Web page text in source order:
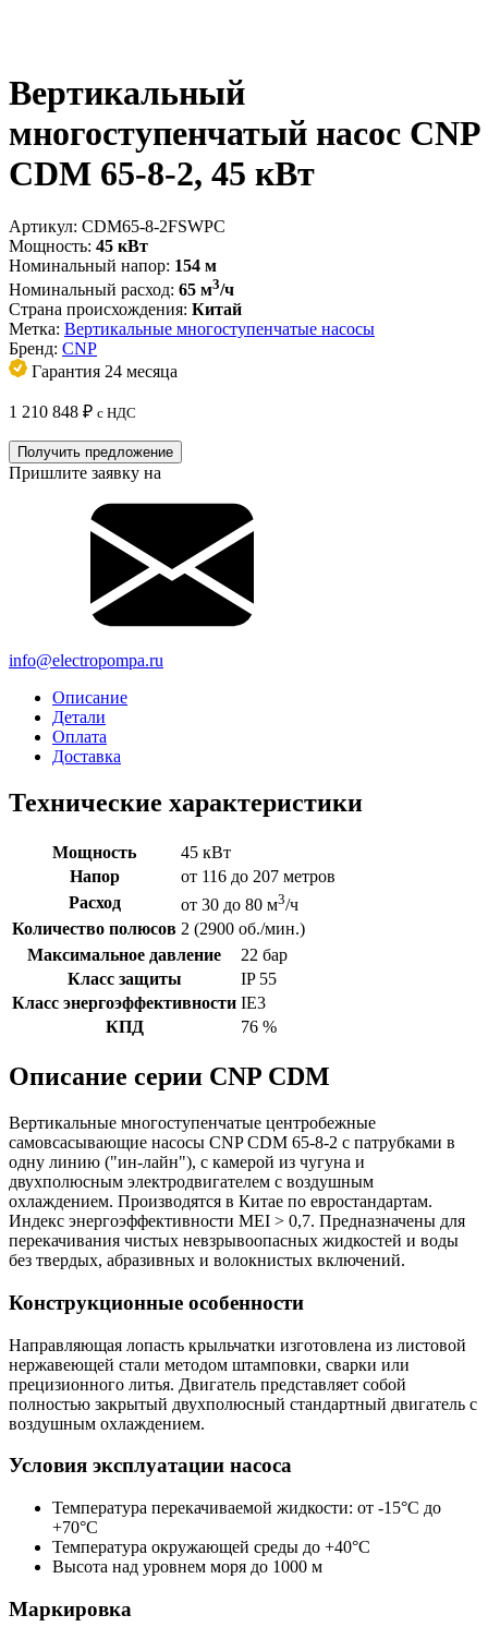
Вертикальный
многоступенчатый насос CNP
CDM 65-8-2, 45 кВт
Артикул: CDM65-8-2FSWPC
Мощность: 45 кВт
Номинальный напор: 154 м
Номинальный расход: 65 м3/ч
Страна происхождения: Китай
Метка: Вертикальные многоступенчатые насосы
Бренд: CNP
Гарантия 24 месяца
1 210 848 ₽ с НДС
Получить предложение
Пришлите заявку на
info@electropompa.ru
Описание
Детали
Оплата
Доставка
Технические характеристики
Мощность
45 кВт
Напор
от 116 до 207 метров
Расход
от 30 до 80 м3/ч
Количество полюсов 2 (2900 об./мин.)
Максимальное давление
22 бар
Класс защиты
IP 55
Класс энергоэффективности IE3
КПД
76 %
Описание серии CNP CDM
Вертикальные многоступенчатые центробежные
самовсасывающие насосы CNP CDM 65-8-2 с патрубками в
одну линию ("ин-лайн"), с камерой из чугуна и
двухполюсным электродвигателем с воздушным
охлаждением. Производятся в Китае по евростандартам.
Индекс энергоэффективности MEI > 0,7. Предназначены для
перекачивания чистых невзрывоопасных жидкостей и воды
без твердых, абразивных и волокнистых включений.
Конструкционные особенности
Направляющая лопасть крыльчатки изготовлена из листовой
нержавеющей стали методом штамповки, сварки или
прецизионного литья. Двигатель представляет собой
полностью закрытый двухполюсный стандартный двигатель с
воздушным охлаждением.
Условия эксплуатации насоса
Температура перекачиваемой жидкости: от -15°C до
+70°C
Температура окружающей среды до +40°C
Высота над уровнем моря до 1000 м
Маркировка